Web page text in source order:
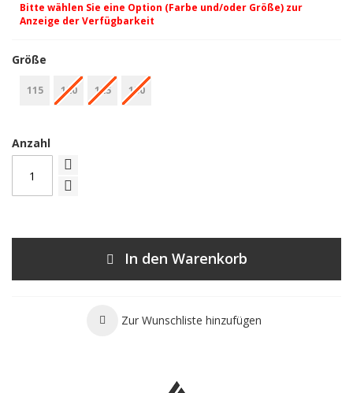
Bitte wählen Sie eine Option (Farbe und/oder Größe) zur
Anzeige der Verfügbarkeit
Größe
115 120 125 130
Anzahl
In den Warenkorb
Zur Wunschliste hinzufügen